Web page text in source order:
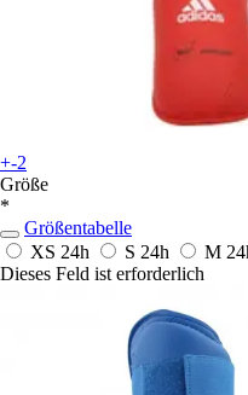
+-2
Größe
*
Größentabelle
XS 24h S 24h M
Dieses Feld ist erforderlich